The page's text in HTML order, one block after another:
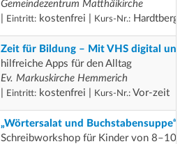
Gemeindezentrum Matthäikirche
Eintritt: kostenfrei | Kurs-Nr.: Hardtberg
Zeit für Bildung – Mit VHS digital
hilfreiche Apps für den Alltag
Ev. Markuskirche Hemmerich
Eintritt: kostenfrei | Kurs-Nr.: Vor-zeit
„Wörtersalat und Buchstabensuppe“
Schreibworkshop für Kinder von 8–10